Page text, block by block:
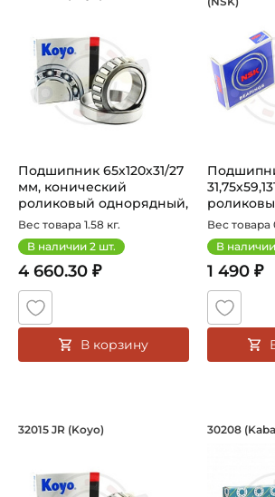
Подшипник 32213 JR Koyo
Подшипник 65х120х31/27
мм, конический
роликовый однорядный,
на вал 65 м...
Вес товара 1.58 кг.
В наличии 2 шт.
4 660.30 ₽
В корзину
на вал 31...
Вес товара
В наличии
1 490 ₽
Подшипник 75х115х25/
32015 JR (Koyo) 30208